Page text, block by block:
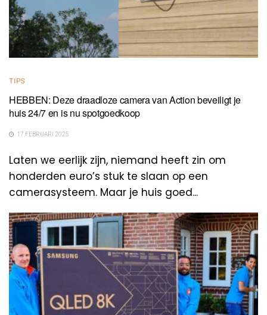
TIPS
HEBBEN: Deze draadloze camera van Action beveiligt je
huis 24/7 en is nu spotgoedkoop
17 FEBRUARI 2025
Laten we eerlijk zijn, niemand heeft zin om
honderden euro’s stuk te slaan op een
camerasysteem. Maar je huis goed...